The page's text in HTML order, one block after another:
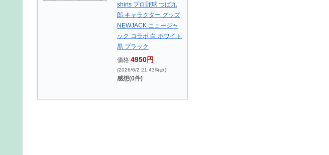
shirts プロ野球 つば九
郎 キャラクター グッズ
NEWJACK ニュージャ
ック コラボ 白 ホワイト
黒 ブラック
価格:4950円
(2026/6/2 21:43時点)
感想(0件)